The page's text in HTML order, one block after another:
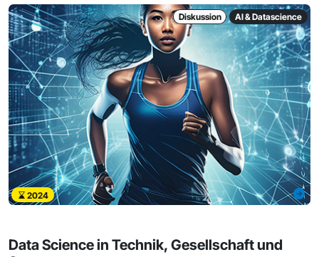
Diskussion AI & Datascience
2024
Data Science in Technik, Gesellschaft und